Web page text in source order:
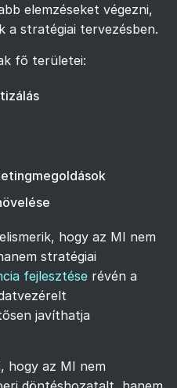
elemzéseket végezni,
a stratégiai tervezésben.
fő területei:
hogy az MI nem
stratégiai
fejlesztése révén a
javíthatja
hogy az MI nem